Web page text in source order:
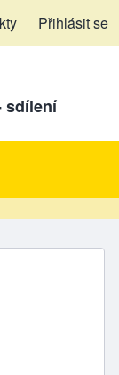
Přihlásit se
sdílení